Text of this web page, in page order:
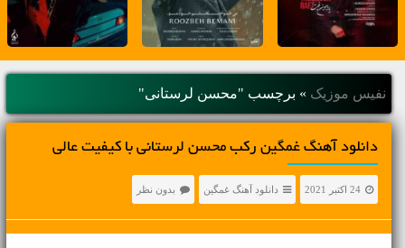
نفیس موزیک » برچسب "محسن لرستانی"
دانلود آهنگ غمگین رکب محسن لرستانی با کیفیت عالی
24 اکتبر 2021 دانلود آهنگ غمگین بدون نظر